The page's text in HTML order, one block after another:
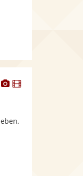
Dieser
bereit.
Dieser